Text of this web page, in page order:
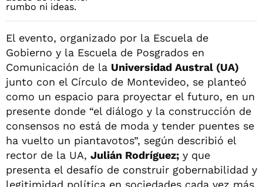
El evento, organizado por la Escuela de
Gobierno y la Escuela de Posgrados en
Comunicación de la Universidad Austral (UA)
junto con el Círculo de Montevideo, se planteó
como un espacio para proyectar el futuro, en un
presente donde “el diálogo y la construcción de
consensos no está de moda y tender puentes se
ha vuelto un piantavotos”, según describió el
rector de la UA, Julián Rodríguez; y que
presenta el desafío de construir gobernabilidad y
legitimidad política en sociedades cada vez más